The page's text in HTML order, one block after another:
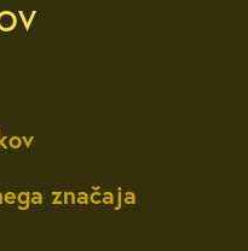
značaja